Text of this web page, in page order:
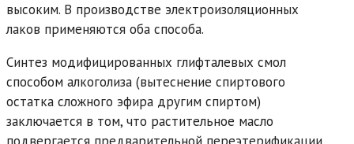
высоким. В производстве электроизоляционных
лаков применяются оба способа.
Синтез модифицированных глифталевых смол
способом алкоголиза (вытеснение спиртового
остатка сложного эфира другим спиртом)
заключается в том, что растительное масло